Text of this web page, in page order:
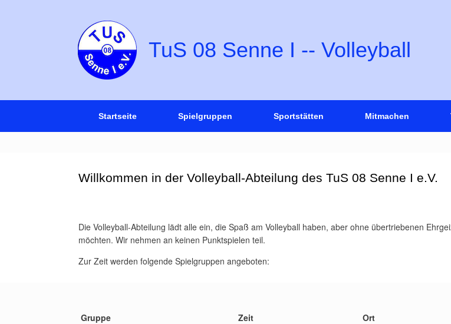
TuS 08 Senne I -- Volleyball
Startseite Spielgruppen Sportstätten Mitmachen
Willkommen in der Volleyball-Abteilung des TuS 08 Senne I e.V.
Die Volleyball-Abteilung lädt alle ein, die Spaß am Volleyball haben, aber ohne übertriebenen
möchten. Wir nehmen an keinen Punktspielen teil.
Zur Zeit werden folgende Spielgruppen angeboten:
Gruppe Zeit Ort